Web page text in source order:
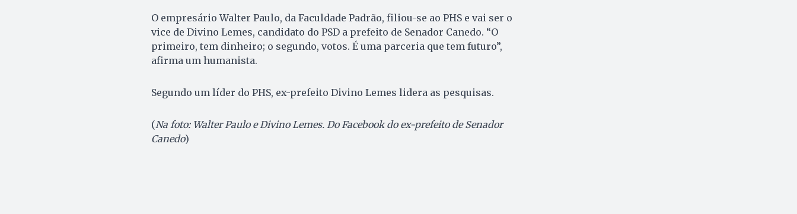
O empresário Walter Paulo, da Faculdade Padrão, filiou-se ao PHS e vai ser o
vice de Divino Lemes, candidato do PSD a prefeito de Senador Canedo. “O
primeiro, tem dinheiro; o segundo, votos. É uma parceria que tem futuro”,
afirma um humanista.
Segundo um líder do PHS, ex-prefeito Divino Lemes lidera as pesquisas.
(Na foto: Walter Paulo e Divino Lemes. Do Facebook do ex-prefeito de Senador
Canedo)